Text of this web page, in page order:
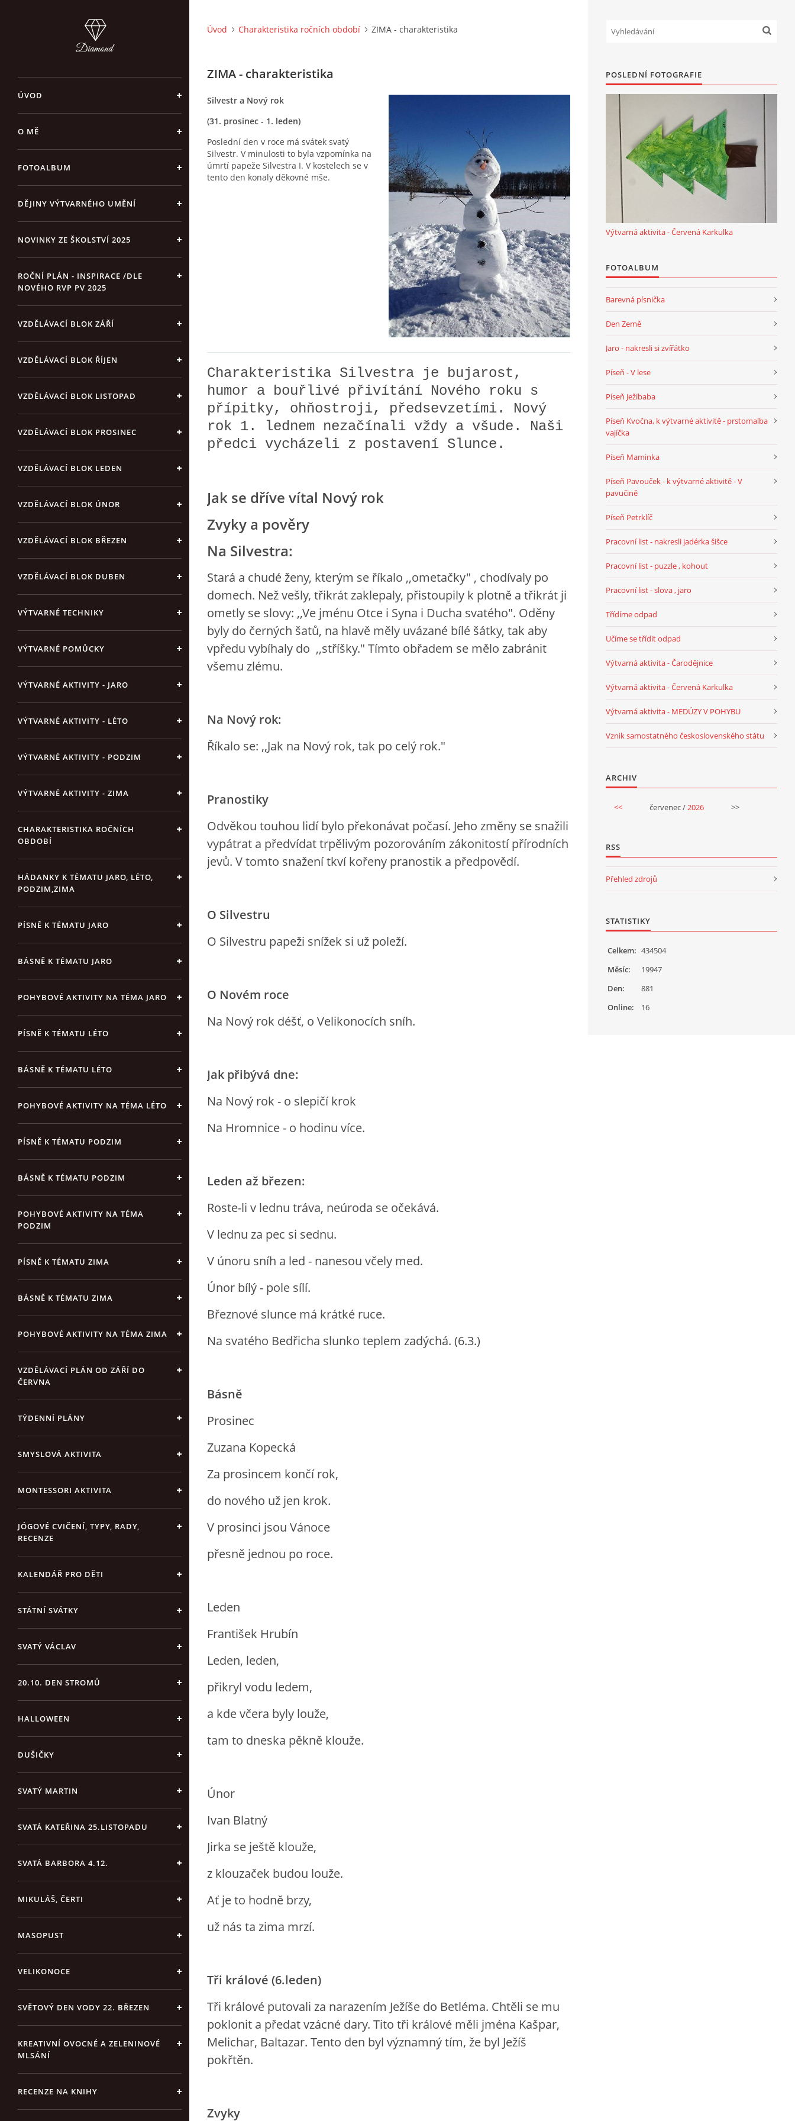
ÚVOD
O MĚ
FOTOALBUM
DĚJINY VÝTVARNÉHO UMĚNÍ
NOVINKY ZE ŠKOLSTVÍ 2025
ROČNÍ PLÁN - INSPIRACE /DLE
NOVÉHO RVP PV 2025
VZDĚLÁVACÍ BLOK ZÁŘÍ
VZDĚLÁVACÍ BLOK ŘÍJEN
VZDĚLÁVACÍ BLOK LISTOPAD
VZDĚLÁVACÍ BLOK PROSINEC
VZDĚLÁVACÍ BLOK LEDEN
VZDĚLÁVACÍ BLOK ÚNOR
VZDĚLÁVACÍ BLOK BŘEZEN
VZDĚLÁVACÍ BLOK DUBEN
VÝTVARNÉ TECHNIKY
VÝTVARNÉ POMŮCKY
VÝTVARNÉ AKTIVITY - JARO
VÝTVARNÉ AKTIVITY - LÉTO
VÝTVARNÉ AKTIVITY - PODZIM
VÝTVARNÉ AKTIVITY - ZIMA
CHARAKTERISTIKA ROČNÍCH
OBDOBÍ
HÁDANKY K TÉMATU JARO, LÉTO,
PODZIM,ZIMA
PÍSNĚ K TÉMATU JARO
BÁSNĚ K TÉMATU JARO
POHYBOVÉ AKTIVITY NA TÉMA JARO
PÍSNĚ K TÉMATU LÉTO
BÁSNĚ K TÉMATU LÉTO
POHYBOVÉ AKTIVITY NA TÉMA LÉTO
PÍSNĚ K TÉMATU PODZIM
BÁSNĚ K TÉMATU PODZIM
POHYBOVÉ AKTIVITY NA TÉMA
PODZIM
PÍSNĚ K TÉMATU ZIMA
BÁSNĚ K TÉMATU ZIMA
POHYBOVÉ AKTIVITY NA TÉMA ZIMA
VZDĚLÁVACÍ PLÁN OD ZÁŘÍ DO
ČERVNA
TÝDENNÍ PLÁNY
SMYSLOVÁ AKTIVITA
MONTESSORI AKTIVITA
JÓGOVÉ CVIČENÍ, TYPY, RADY,
RECENZE
KALENDÁŘ PRO DĚTI
STÁTNÍ SVÁTKY
SVATÝ VÁCLAV
20.10. DEN STROMŮ
HALLOWEEN
DUŠIČKY
SVATÝ MARTIN
SVATÁ KATEŘINA 25.LISTOPADU
SVATÁ BARBORA 4.12.
MIKULÁŠ, ČERTI
MASOPUST
VELIKONOCE
SVĚTOVÝ DEN VODY 22. BŘEZEN
KREATIVNÍ OVOCNÉ A ZELENINOVÉ
MLSÁNÍ
RECENZE NA KNIHY
Úvod Charakteristika ročních období ZIMA - charakteristika
ZIMA - charakteristika
Silvestr a Nový rok
(31. prosinec - 1. leden)
Poslední den v roce má svátek svatý
Silvestr. V minulosti to byla vzpomínka na
úmrtí papeže Silvestra I. V kostelech se v
tento den konaly děkovné mše.
Charakteristika Silvestra je bujarost,
humor a bouřlivé přivítání Nového roku s
přípitky, ohňostroji, předsevzetími. Nový
rok 1. lednem nezačínali vždy a všude. Naši
předci vycházeli z postavení Slunce.
Jak se dříve vítal Nový rok
Zvyky a pověry
Na Silvestra:
Stará a chudé ženy, kterým se říkalo ,,ometačky" , chodívaly po
domech. Než vešly, třikrát zaklepaly, přistoupily k plotně a třikrát ji
ometly se slovy: ,,Ve jménu Otce i Syna i Ducha svatého". Oděny
byly do černých šatů, na hlavě měly uvázané bílé šátky, tak aby
vpředu vybíhaly do ,,stříšky." Tímto obřadem se mělo zabránit
všemu zlému.
Na Nový rok:
Říkalo se: ,,Jak na Nový rok, tak po celý rok."
Pranostiky
Odvěkou touhou lidí bylo překonávat počasí. Jeho změny se snažili
vypátrat a předvídat trpělivým pozorováním zákonitostí přírodních
jevů. V tomto snažení tkví kořeny pranostik a předpovědí.
O Silvestru
O Silvestru papeži snížek si už poleží.
O Novém roce
Na Nový rok déšť, o Velikonocích sníh.
Jak přibývá dne:
Na Nový rok - o slepičí krok
Na Hromnice - o hodinu více.
Leden až březen:
Roste-li v lednu tráva, neúroda se očekává.
V lednu za pec si sednu.
V únoru sníh a led - nanesou včely med.
Únor bílý - pole sílí.
Březnové slunce má krátké ruce.
Na svatého Bedřicha slunko teplem zadýchá. (6.3.)
Básně
Prosinec
Zuzana Kopecká
Za prosincem končí rok,
do nového už jen krok.
V prosinci jsou Vánoce
přesně jednou po roce.
Leden
František Hrubín
Leden, leden,
přikryl vodu ledem,
a kde včera byly louže,
tam to dneska pěkně klouže.
Únor
Ivan Blatný
Jirka se ještě klouže,
z klouzaček budou louže.
Ať je to hodně brzy,
už nás ta zima mrzí.
Tři králové (6.leden)
Tři králové putovali za narazením Ježíše do Betléma. Chtěli se mu
poklonit a předat vzácné dary. Tito tři králové měli jména Kašpar,
Melichar, Baltazar. Tento den byl významný tím, že byl Ježíš
pokřtěn.
Zvyky
POSLEDNÍ FOTOGRAFIE
Výtvarná aktivita - Červená Karkulka
FOTOALBUM
Barevná písnička
Den Země
Jaro - nakresli si zvířátko
Píseň - V lese
Píseň Ježibaba
Píseň Kvočna, k výtvarné aktivitě - prstomalba
vajíčka
Píseň Maminka
Píseň Pavouček - k výtvarné aktivitě - V
pavučině
Píseň Petrklíč
Pracovní list - nakresli jadérka šišce
Pracovní list - puzzle , kohout
Pracovní list - slova , jaro
Třídíme odpad
Učíme se třídit odpad
Výtvarná aktivita - Čarodějnice
Výtvarná aktivita - Červená Karkulka
Výtvarná aktivita - MEDÚZY V POHYBU
Vznik samostatného československého státu
ARCHIV
<< červenec / 2026 >>
RSS
Přehled zdrojů
STATISTIKY
Online: 16
Celkem: 434504
Měsíc:
19947
Den:
881